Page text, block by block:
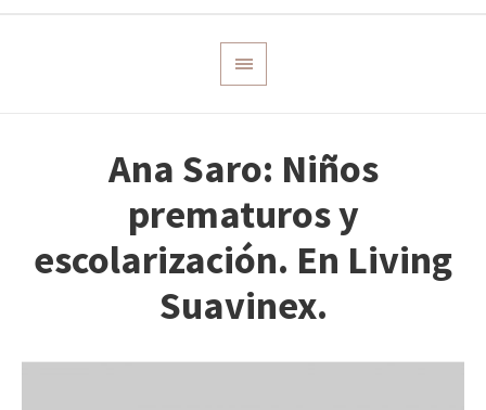
Ana Saro: Niños
prematuros y
escolarización. En Living
Suavinex.